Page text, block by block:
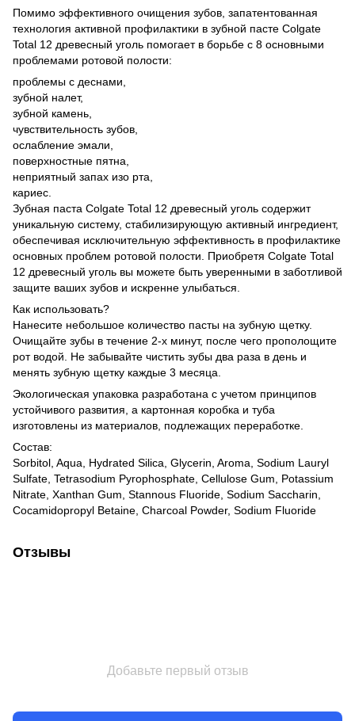
Помимо эффективного очищения зубов, запатентованная
технология активной профилактики в зубной пасте Colgate
Total 12 древесный уголь помогает в борьбе с 8 основными
проблемами ротовой полости:
проблемы с деснами,
зубной налет,
зубной камень,
чувствительность зубов,
ослабление эмали,
поверхностные пятна,
неприятный запах изо рта,
кариес.
Зубная паста Colgate Total 12 древесный уголь содержит
уникальную систему, стабилизирующую активный ингредиент,
обеспечивая исключительную эффективность в профилактике
основных проблем ротовой полости. Приобретя Colgate Total
12 древесный уголь вы можете быть уверенными в заботливой
защите ваших зубов и искренне улыбаться.
Как использовать?
Нанесите небольшое количество пасты на зубную щетку.
Очищайте зубы в течение 2-х минут, после чего прополощите
рот водой. Не забывайте чистить зубы два раза в день и
менять зубную щетку каждые 3 месяца.
Экологическая упаковка разработана с учетом принципов
устойчивого развития, а картонная коробка и туба
изготовлены из материалов, подлежащих переработке.
Состав:
Sorbitol, Aqua, Hydrated Silica, Glycerin, Aroma, Sodium Lauryl
Sulfate, Tetrasodium Pyrophosphate, Cellulose Gum, Potassium
Nitrate, Xanthan Gum, Stannous Fluoride, Sodium Saccharin,
Cocamidopropyl Betaine, Charcoal Powder, Sodium Fluoride
Отзывы
Добавьте первый отзыв